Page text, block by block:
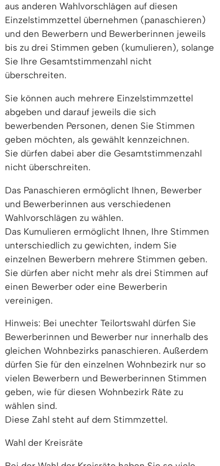
aus anderen Wahlvorschlägen auf diesen
Einzelstimmzettel übernehmen (panaschieren)
und den Bewerbern und Bewerberinnen jeweils
bis zu drei Stimmen geben (kumulieren), solange
Sie Ihre Gesamtstimmenzahl nicht
überschreiten.
Sie können auch mehrere Einzelstimmzettel
abgeben und darauf jeweils die sich
bewerbenden Personen, denen Sie Stimmen
geben möchten, als gewählt kennzeichnen.
Sie dürfen dabei aber die Gesamtstimmenzahl
nicht überschreiten.
Das Panaschieren ermöglicht Ihnen, Bewerber
und Bewerberinnen aus verschiedenen
Wahlvorschlägen zu wählen.
Das Kumulieren ermöglicht Ihnen, Ihre Stimmen
unterschiedlich zu gewichten, indem Sie
einzelnen Bewerbern mehrere Stimmen geben.
Sie dürfen aber nicht mehr als drei Stimmen auf
einen Bewerber oder eine Bewerberin
vereinigen.
Hinweis: Bei unechter Teilortswahl dürfen Sie
Bewerberinnen und Bewerber nur innerhalb des
gleichen Wohnbezirks panaschieren. Außerdem
dürfen Sie für den einzelnen Wohnbezirk nur so
vielen Bewerbern und Bewerberinnen Stimmen
geben, wie für diesen Wohnbezirk Räte zu
wählen sind.
Diese Zahl steht auf dem Stimmzettel.
Wahl der Kreisräte